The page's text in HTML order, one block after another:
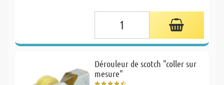
Dérouleur de scotch "coller sur
mesure"